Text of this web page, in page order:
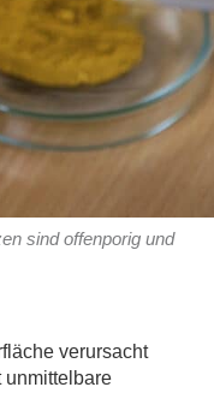
sind offenporig und
verursacht
unmittelbare